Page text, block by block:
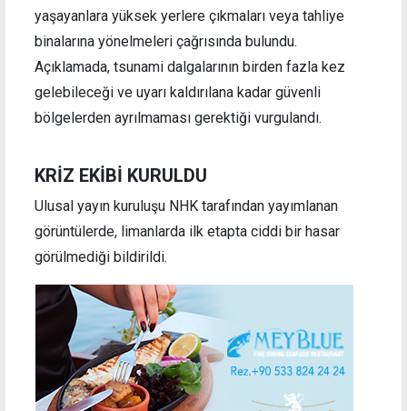
yaşayanlara yüksek yerlere çıkmaları veya tahliye
binalarına yönelmeleri çağrısında bulundu.
Açıklamada, tsunami dalgalarının birden fazla kez
gelebileceği ve uyarı kaldırılana kadar güvenli
bölgelerden ayrılmaması gerektiği vurgulandı.
KRİZ EKİBİ KURULDU
Ulusal yayın kuruluşu NHK tarafından yayımlanan
görüntülerde, limanlarda ilk etapta ciddi bir hasar
görülmediği bildirildi.